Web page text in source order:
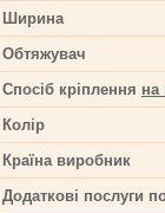
Ширина
Обтяжувач
Спосіб кріплення на
Колір
Країна виробник
Додаткові послуги